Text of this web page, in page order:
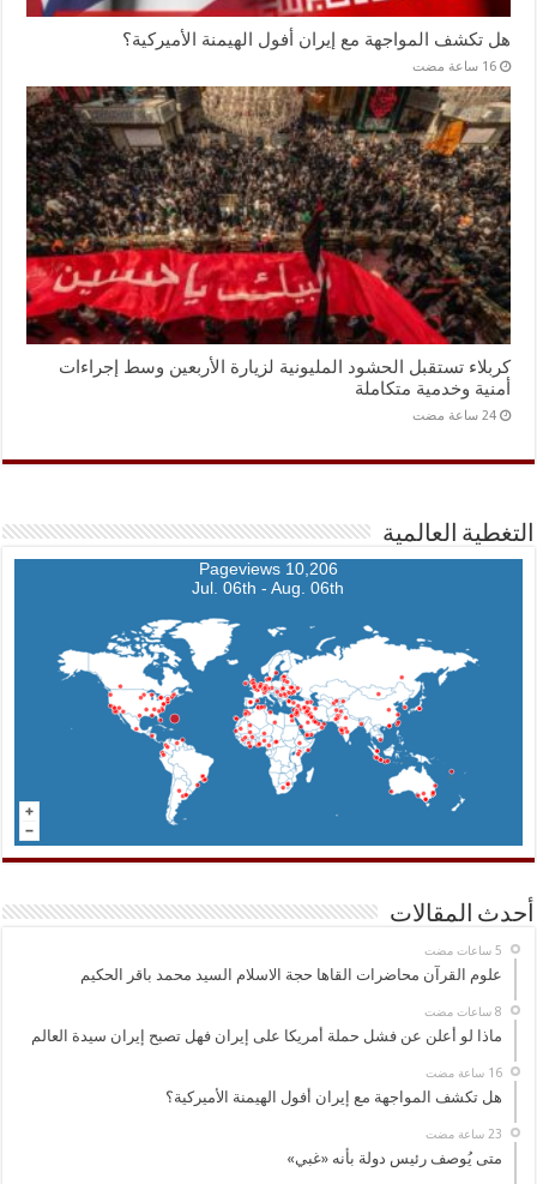
هل تكشف المواجهة مع إيران أفول الهيمنة الأميركية؟
‏16 ساعة مضت
كربلاء تستقبل الحشود المليونية لزيارة الأربعين وسط إجراءات
أمنية وخدمية متكاملة
‏24 ساعة مضت
التغطية العالمية
10,206 Pageviews
Jul. 06th - Aug. 06th
أحدث المقالات
علوم القرآن محاضرات القاها حجة الاسلام السيد محمد باقر الحكيم
ماذا لو أعلن عن فشل حملة أمريكا على إيران فهل تصبح إيران سيدة العالم
‏16 ساعة مضت
هل تكشف المواجهة مع إيران أفول الهيمنة الأميركية؟
متى يُوصف رئيس دولة بأنه «غبي»